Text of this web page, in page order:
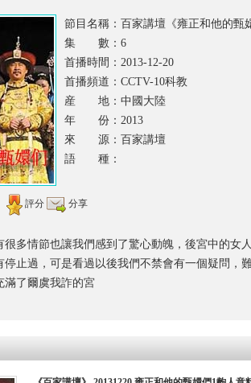
節目名稱： 百家講壇《雍正和他的甄
集 數：6
首播時間：2013-12-20
首播頻道：CCTV-10科教
産 地：中國大陸
年 份：2013
來 源：百家講壇
語 種：
評分 分享
很多情節也讓我們感到了驚心動魄，後宮中的女
停止過，可是看過以後我們不禁會有一個疑問，
滿了爾虞我詐的宮